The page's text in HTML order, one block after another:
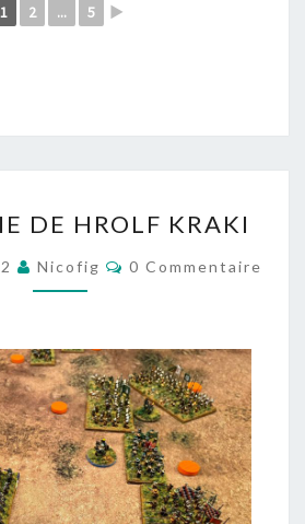
1 2 ... 5 ►
GALERIE
DE
HROLF
DE HROLF KRAKI
Nicofig Commentaires
0 Commentaire